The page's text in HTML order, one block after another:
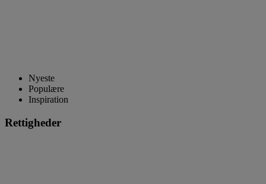
Nyeste
Populære
Inspiration
Rettigheder